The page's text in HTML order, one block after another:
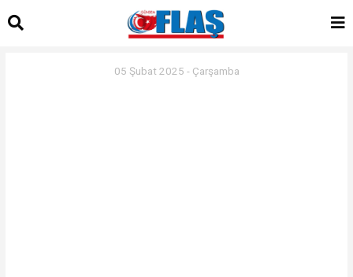
05 Şubat 2025 - Çarşamba